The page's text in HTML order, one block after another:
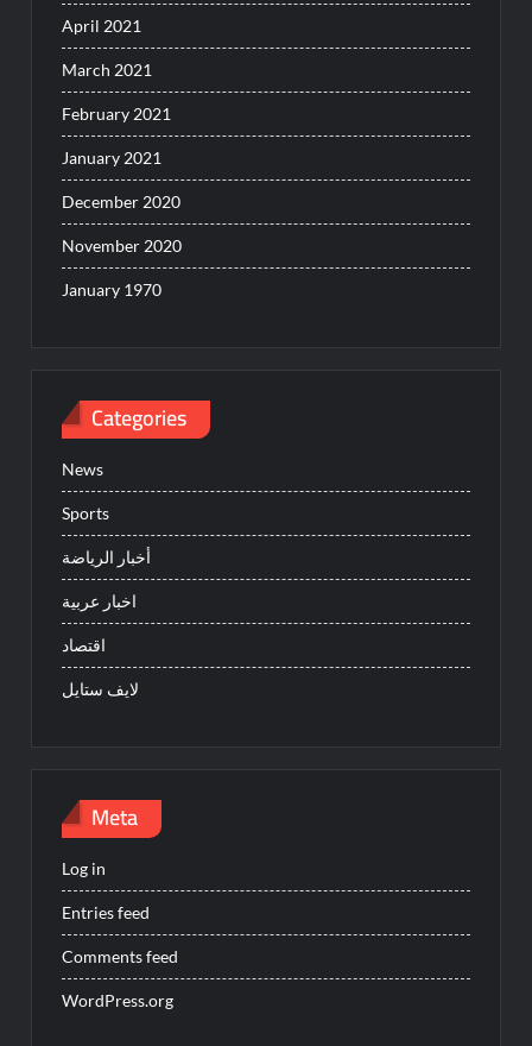
April 2021
March 2021
February 2021
January 2021
December 2020
November 2020
January 1970
Categories
News
Sports
أخبار الرياضة
اخبار عربية
اقتصاد
لايف ستايل
Meta
Log in
Entries feed
Comments feed
WordPress.org